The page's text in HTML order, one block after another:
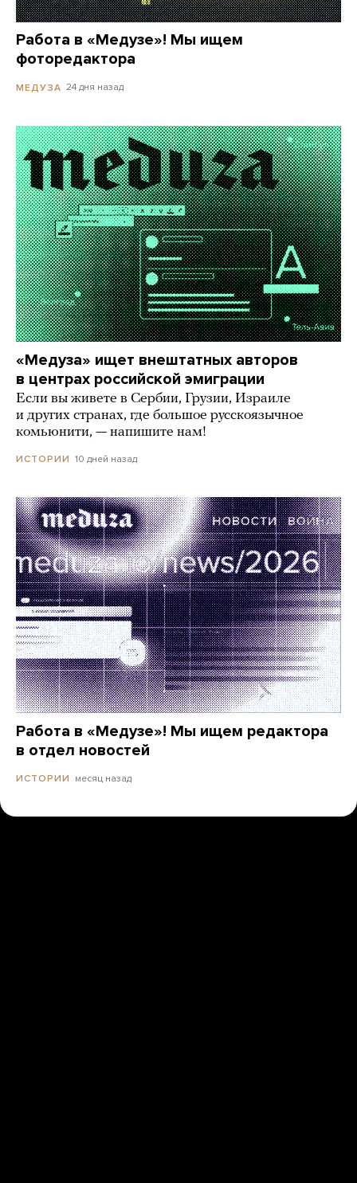
Работа в «Медузе»! Мы ищем
фоторедактора
МЕДУЗА 24 дня назад
«Медуза» ищет внештатных авторов
в центрах российской эмиграции
Если вы живете в Сербии, Грузии, Израиле
и других странах, где большое русскоязычное
комьюнити, — напишите нам!
ИСТОРИИ 10 дней назад
Работа в «Медузе»! Мы ищем редактора
в отдел новостей
ИСТОРИИ месяц назад